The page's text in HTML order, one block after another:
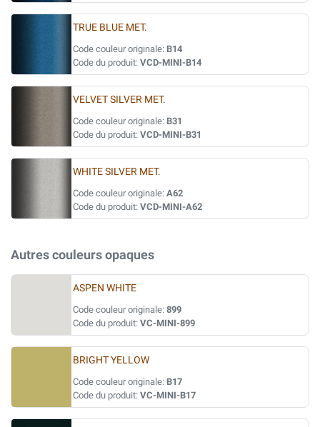
TRUE BLUE MET.
Code couleur originale: B14
Code du produit: VCD-MINI-B14
VELVET SILVER MET.
Code couleur originale: B31
Code du produit: VCD-MINI-B31
WHITE SILVER MET.
Code couleur originale: A62
Code du produit: VCD-MINI-A62
Autres couleurs opaques
ASPEN WHITE
Code couleur originale: 899
Code du produit: VC-MINI-899
BRIGHT YELLOW
Code couleur originale: B17
Code du produit: VC-MINI-B17